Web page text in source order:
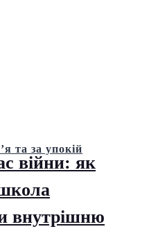
та за упокій
війни: як
внутрішню